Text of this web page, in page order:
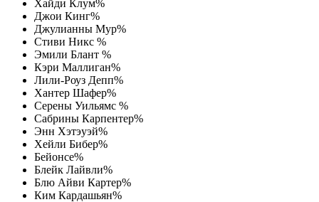
Хайди Клум%
Джои Кинг%
Джулианны Мур%
Стиви Никс %
Эмили Блант %
Кэри Маллиган%
Лили-Роуз Депп%
Хантер Шафер%
Серены Уильямс %
Сабрины Карпентер%
Энн Хэтэуэй%
Хейли Бибер%
Бейонсе%
Блейк Лайвли%
Блю Айви Картер%
Ким Кардашьян%